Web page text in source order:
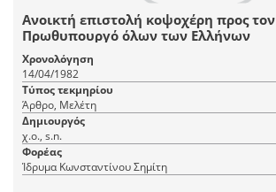
Ανοικτή επιστολή κοψοχέρη προς τον
Πρωθυπουργό όλων των Ελλήνων
Χρονολόγηση
14/04/1982
Τύπος τεκμηρίου
Άρθρο, Μελέτη
Δημιουργός
χ.ο., s.n.
Φορέας
Ίδρυμα Κωνσταντίνου Σημίτη